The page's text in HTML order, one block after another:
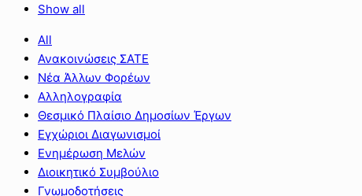
Show all
All
Ανακοινώσεις ΣΑΤΕ
Νέα Άλλων Φορέων
Αλληλογραφία
Θεσμικό Πλαίσιο Δημοσίων Έργων
Εγχώριοι Διαγωνισμοί
Ενημέρωση Μελών
Διοικητικό Συμβούλιο
Γνωμοδοτήσεις